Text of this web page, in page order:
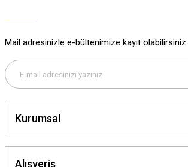
Mail adresinizle e-bültenimize kayıt olabilirsiniz.
Kurumsal
Alışveriş